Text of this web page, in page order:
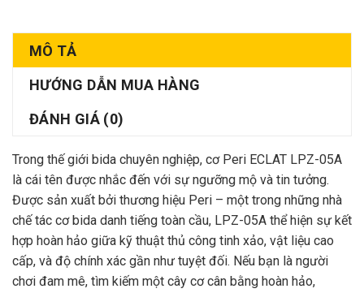
MÔ TẢ
HƯỚNG DẪN MUA HÀNG
ĐÁNH GIÁ (0)
Trong thế giới bida chuyên nghiệp, cơ Peri ECLAT LPZ-05A
là cái tên được nhắc đến với sự ngưỡng mộ và tin tưởng.
Được sản xuất bởi thương hiệu Peri – một trong những nhà
chế tác cơ bida danh tiếng toàn cầu, LPZ-05A thể hiện sự kết
hợp hoàn hảo giữa kỹ thuật thủ công tinh xảo, vật liệu cao
cấp, và độ chính xác gần như tuyệt đối. Nếu bạn là người
chơi đam mê, tìm kiếm một cây cơ cân bằng hoàn hảo,